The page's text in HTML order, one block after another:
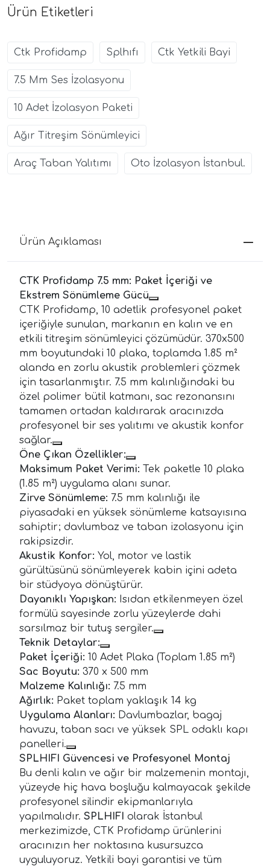
Ürün Etiketleri
Ctk Profidamp Splhıfı Ctk Yetkili Bayi
7.5 Mm Ses İzolasyonu
10 Adet İzolasyon Paketi
Ağır Titreşim Sönümleyici
Araç Taban Yalıtımı Oto İzolasyon İstanbul.
Ürün Açıklaması
CTK Profidamp 7.5 mm: Paket İçeriği ve
Ekstrem Sönümleme Gücü
CTK Profidamp, 10 adetlik profesyonel paket
içeriğiyle sunulan, markanın en kalın ve en
etkili titreşim sönümleyici çözümüdür. 370x500
mm boyutundaki 10 plaka, toplamda 1.85 m²
alanda en zorlu akustik problemleri çözmek
için tasarlanmıştır. 7.5 mm kalınlığındaki bu
özel polimer bütil katmanı, sac rezonansını
tamamen ortadan kaldırarak aracınızda
profesyonel bir ses yalıtımı ve akustik konfor
sağlar.
Öne Çıkan Özellikler:
Maksimum Paket Verimi: Tek paketle 10 plaka
(1.85 m²) uygulama alanı sunar.
Zirve Sönümleme: 7.5 mm kalınlığı ile
piyasadaki en yüksek sönümleme katsayısına
sahiptir; davlumbaz ve taban izolasyonu için
rakipsizdir.
Akustik Konfor: Yol, motor ve lastik
gürültüsünü sönümleyerek kabin içini adeta
bir stüdyoya dönüştürür.
Dayanıklı Yapışkan: Isıdan etkilenmeyen özel
formülü sayesinde zorlu yüzeylerde dahi
sarsılmaz bir tutuş sergiler.
Teknik Detaylar:
Paket İçeriği: 10 Adet Plaka (Toplam 1.85 m²)
Sac Boyutu: 370 x 500 mm
Malzeme Kalınlığı: 7.5 mm
Ağırlık: Paket toplam yaklaşık 14 kg
Uygulama Alanları: Davlumbazlar, bagaj
havuzu, taban sacı ve yüksek SPL odaklı kapı
panelleri.
SPLHIFI Güvencesi ve Profesyonel Montaj
Bu denli kalın ve ağır bir malzemenin montajı,
yüzeyde hiç hava boşluğu kalmayacak şekilde
profesyonel silindir ekipmanlarıyla
yapılmalıdır. SPLHIFI olarak İstanbul
merkezimizde, CTK Profidamp ürünlerini
aracınızın her noktasına kusursuzca
uyguluyoruz. Yetkili bayi garantisi ve tüm